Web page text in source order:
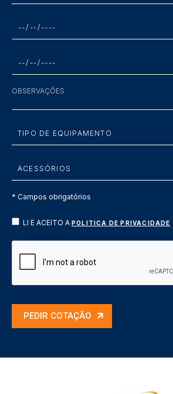
* Campos obrigatórios
LI E ACEITO A POLITICA DE PRIVACIDADE
PEDIR COTAÇÃO